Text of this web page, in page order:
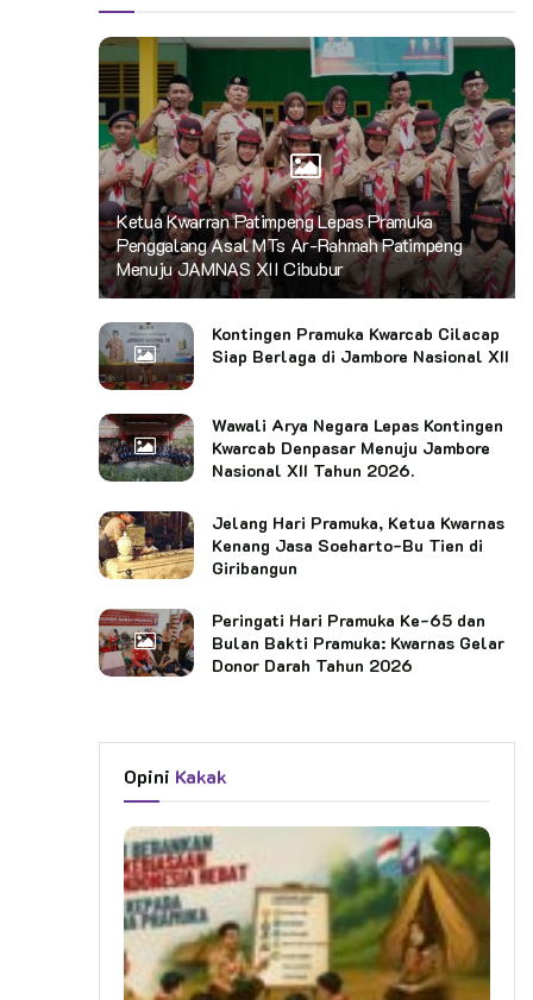
Ketua Kwarran Patimpeng Lepas Pramuka
Penggalang Asal MTs Ar-Rahmah Patimpeng
Menuju JAMNAS XII Cibubur
Kontingen Pramuka Kwarcab Cilacap
Siap Berlaga di Jambore Nasional XII
Wawali Arya Negara Lepas Kontingen
Kwarcab Denpasar Menuju Jambore
Nasional XII Tahun 2026.
Jelang Hari Pramuka, Ketua Kwarnas
Kenang Jasa Soeharto-Bu Tien di
Giribangun
Peringati Hari Pramuka Ke-65 dan
Bulan Bakti Pramuka: Kwarnas Gelar
Donor Darah Tahun 2026
Opini Kakak